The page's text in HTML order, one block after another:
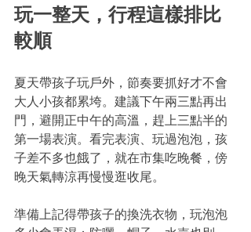
玩一整天，行程這樣排比
較順
夏天帶孩子玩戶外，節奏要抓好才不會
大人小孩都累垮。建議下午兩三點再出
門，避開正中午的高溫，趕上三點半的
第一場表演。看完表演、玩過泡泡，孩
子差不多也餓了，就在市集吃晚餐，傍
晚天氣轉涼再慢慢逛收尾。
準備上記得帶孩子的換洗衣物，玩泡泡